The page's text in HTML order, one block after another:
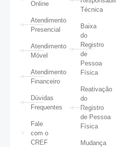
Online
Atendimento
Presencial
Atendimento
Móvel
Atendimento
Financeiro
Dúvidas
Frequentes
Fale
com o
CREF
Técnica
Baixa
do
Registro
de
Pessoa
Física
Reativação
do
Registro
de Pessoa
Física
Mudança